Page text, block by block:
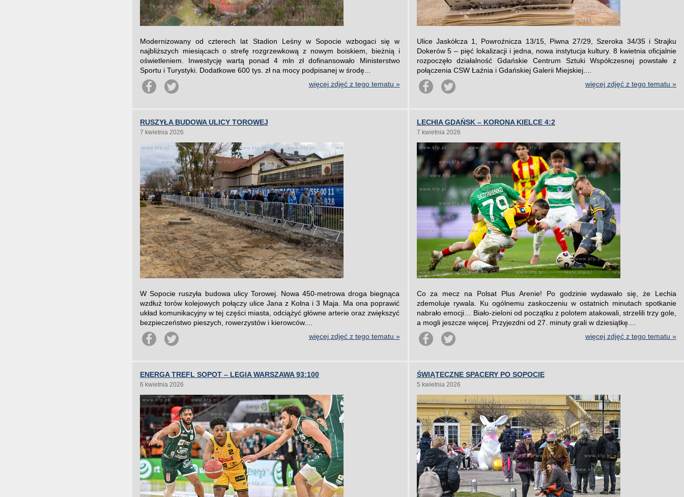
Modernizowany od czterech lat Stadion Leśny w Sopocie wzbogaci się w
najbliższych miesiącach o strefę rozgrzewkową z nowym boiskiem, bieżnią i
oświetleniem. Inwestycję wartą ponad 4 mln zł dofinansowało Ministerstwo
Sportu i Turystyki. Dodatkowe 600 tys. zł na mocy podpisanej w środę...
więcej zdjęć z tego tematu »
Ulice Jaskółcza 1, Powroźnicza 13/15, Piwna 27/29, Szeroka 34/35 i Strajku
Dokerów 5 – pięć lokalizacji i jedna, nowa instytucja kultury. 8 kwietnia oficjalnie
rozpoczęło działalność Gdańskie Centrum Sztuki Współczesnej powstałe z
połączenia CSW Łaźnia i Gdańskiej Galerii Miejskiej....
więcej zdjęć z tego tematu »
RUSZYŁA BUDOWA ULICY TOROWEJ
7 kwietnia 2026
W Sopocie ruszyła budowa ulicy Torowej. Nowa 450-metrowa droga biegnąca
wzdłuż torów kolejowych połączy ulice Jana z Kolna i 3 Maja. Ma ona poprawić
układ komunikacyjny w tej części miasta, odciążyć główne arterie oraz zwiększyć
bezpieczeństwo pieszych, rowerzystów i kierowców....
więcej zdjęć z tego tematu »
LECHIA GDAŃSK – KORONA KIELCE 4:2
7 kwietnia 2026
Co za mecz na Polsat Plus Arenie! Po godzinie wydawało się, że Lechia
zdemoluje rywala. Ku ogólnemu zaskoczeniu w ostatnich minutach spotkanie
nabrało emocji… Biało-zieloni od początku z polotem atakowali, strzelili trzy gole,
a mogli jeszcze więcej. Przyjezdni od 27. minuty grali w dziesiątkę....
więcej zdjęć z tego tematu »
ENERGA TREFL SOPOT – LEGIA WARSZAWA 93:100
6 kwietnia 2026
ŚWIĄTECZNE SPACERY PO SOPOCIE
5 kwietnia 2026